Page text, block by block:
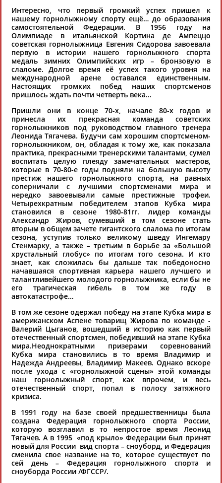
Результаты поиска: 1 организаций
100 последних изменений
Российская федерация
горнолыжного спорта (РФГС)
125167, г. Москва, Ленинградский
проспект, д.43«А»
Тел.: (495) 725-30-55
E-mail:info@fgssr.ru
Васильевич
Ваш запрос: "РФГС"
Документы 1-7 из 7 найденных уникальных документов
Президент Российской федерации горнолыжного спорта
Мельников будет единственным кандидатом на выборах
главы организации
Действующий президент Российской федерации
горнолыжного спорта (РФГС ) Леонид Мельников будет
единственным кандидатом на выборах на пост главы
организации. Об этом ТАСС сообщила в четверг пресс-
службаРФГС. "У нас будет единственный кандидат -...
(Проект:Информационное агентство СТАДИОН)
29.04.2022
Россиянка Юлия Плешкова заняла 10-е место в альпийской
комбинации на Играх-2022 в Пекине
...россиянка - Юлия Плешкова. О ходе соревнований
сообщает пресс-служба Российской федерации
горнолыжного спорта (
). К числу фаворитов
сегодняшней гонки справедливо причисляли, в первую
очередь, американку Микаэлу Шиффрин, для...
(Проект: Информационное агентство СТАДИОН)
17.02.2022
В Москве состоялось плановое заседание Президиума
Российской федерации горнолыжного спорта
29 октября в Москве состоялось плановое заседание
Интересно, что первый громкий успех пришел к
нашему горнолыжному спорту ещё… до образования
самостоятельной Федерации. В 1956 году на
Олимпиаде в итальянской Кортина де Ампеццо
советская горнолыжница Евгения Сидорова завоевала
первую в истории нашего горнолыжного спорта
медаль зимних Олимпийских игр – бронзовую в
слаломе. Долгое время её успех такого уровня на
международной арене оставался единственным.
Настоящих громких побед наших спортсменов
пришлось ждать почти четверть века...
Пришли они в конце 70-х, начале 80-х годов и
принесла их прекрасная команда советских
горнолыжников под руководством главного тренера
Леонида Тягачева. Будучи сам хорошим спортсменом-
горнолыжником, он, обладая к тому же, как показала
практика, прекрасными тренерскими талантами, сумел
воспитать целую плеяду замечательных мастеров,
которые в 70-80-е годы подняли на большую высоту
престиж нашего горнолыжного спорта, на равных
соперничали с лучшими спортсменами мира и
нередко завоевывали самые престижные трофеи.
Четырехкратным победителем этапов Кубка мира
становился в сезоне 1980-81гг. лидер команды
Александр Жиров, сумевший в том сезоне стать
вторым в общем зачете гигантского слалома по итогам
сезона, уступив только великому шведу Ингемару
Стенмарку, а также – третьим в борьбе за «Большой
хрустальный глобус» по итогам того сезона. И кто
знает, как сложилась бы дальше так победоносно
начавшаяся спортивная карьера нашего лучшего и
талантливейшего молодого горнолыжника, если бы не
его трагическая гибель в том же году в
автокатастрофе…
В том же сезоне одержал победу на этапе Кубка мира в
американском Аспене товарищ Жирова по команде -
Валерий Цыганов, вошедший в историю как первый
отечественный спортсмен, победивший на этапе Кубка
мира.Неоднократными призерами соревнований
Кубка мира становились в то время Владимир и
Надежда Андреевы, Владимир Макеев. Однако вскоре
после ухода с «горнолыжной сцены» этой команды
наш горнолыжный спорт, как впрочем, и весь
отечественный спорт, попал в полосу затяжного
кризиса.
В 1991 году на базе своей предшественницы была
создана Федерация горнолыжного спорта России,
которую возглавил в то непростое время Леонид
Тягачев. А в 1995 «под крыло» Федерации был принят
новый для России вид спорта – сноуборд, и Федерация
сменила свое название на то, которое существует по
сей день – Федерация горнолыжного спорта и
сноуборда России /ФГССР/.